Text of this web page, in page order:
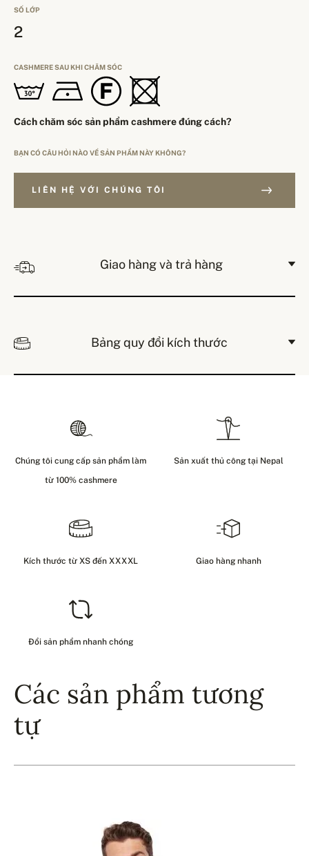
SỐ LỚP
2
CASHMERE SAU KHI CHĂM SÓC
Cách chăm sóc sản phẩm cashmere đúng cách?
BẠN CÓ CÂU HỎI NÀO VỀ SẢN PHẨM NÀY KHÔNG?
LIÊN HỆ VỚI CHÚNG TÔI
Giao hàng và trả hàng
Bảng quy đổi kích thước
Chúng tôi cung cấp sản phẩm làm
từ 100% cashmere
Sản xuất thủ công tại Nepal
Kích thước từ XS đến XXXXL Giao hàng nhanh
Đổi sản phẩm nhanh chóng
Các sản phẩm tương
tự